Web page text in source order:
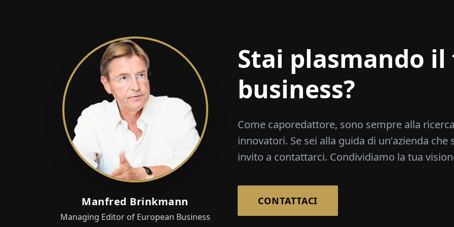
Manfred Brinkmann
Managing Editor of European Business
Stai plasmando
business?
Come caporedattore, sono sempre alla
innovatori. Se sei alla guida di un'azienda
invito a contattarci. Condividiamo la tua
CONTATTACI